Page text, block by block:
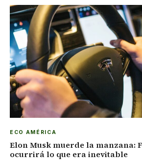
ECO AMÉRICA
Elon Musk muerde la manzana:
ocurrirá lo que era inevitable